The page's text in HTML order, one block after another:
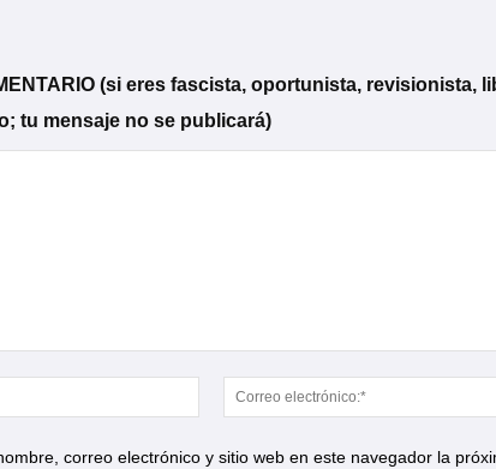
(si eres fascista, oportunista, revisionista,
tu mensaje no se publicará)
Nombre:*
correo electrónico y sitio web en este navegador la